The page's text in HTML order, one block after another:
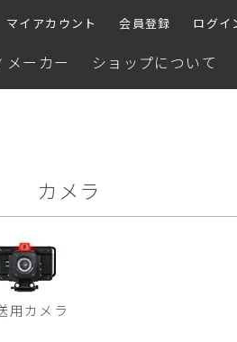
マイアカウント 会員登録 ログイ
メーカー ショップについて
カメラ
用カメラ